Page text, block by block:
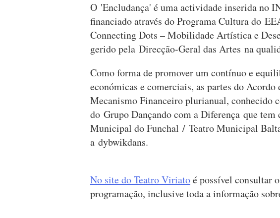
O 'Encludança' é uma actividade inserida no
financiado através do Programa Cultura do
Connecting Dots – Mobilidade Artística e
gerido pela Direcção-Geral das Artes na
Como forma de promover um contínuo e
económicas e comerciais, as partes do Acordo
Mecanismo Financeiro plurianual, conhecido
do Grupo Dançando com a Diferença que tem
Municipal do Funchal / Teatro Municipal
a dybwikdans.
No site do Teatro Viriatoé possível consultar
programação, inclusive toda a informação